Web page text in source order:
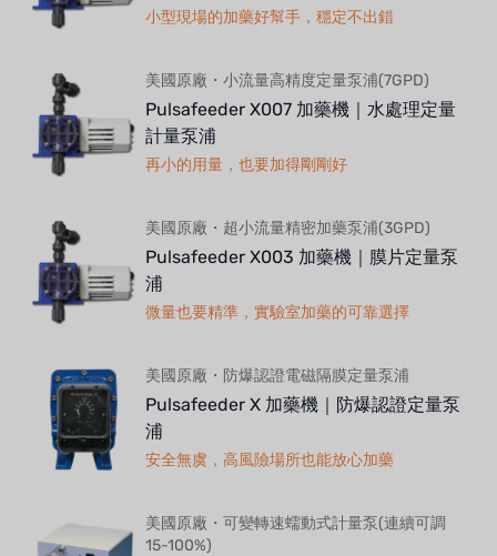
小型現場的加藥好幫手，穩定不出錯
美國原廠・小流量高精度定量泵浦(7GPD)
Pulsafeeder X007 加藥機｜水處理定量
計量泵浦
再小的用量，也要加得剛剛好
美國原廠・超小流量精密加藥泵浦(3GPD)
Pulsafeeder X003 加藥機｜膜片定量泵
浦
微量也要精準，實驗室加藥的可靠選擇
美國原廠・防爆認證電磁隔膜定量泵浦
Pulsafeeder X 加藥機｜防爆認證定量泵
浦
安全無虞，高風險場所也能放心加藥
美國原廠・可變轉速蠕動式計量泵(連續可調
15-100%)